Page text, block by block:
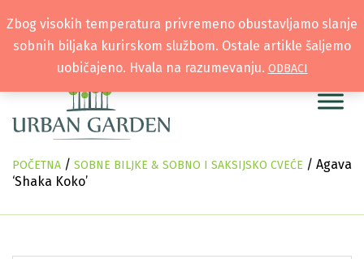
POČETNA / SOBNE BILJKE & SOBNO I SAKSIJSKO CVEĆE / Agava
‘Shaka Koko’
Zbog visokih temperatura privremeno obustavljamo slanje
sobnih biljaka kurirskom službom. Ostale artikle šaljemo
uobičajeno. Hvala na razumevanju. ODBACI